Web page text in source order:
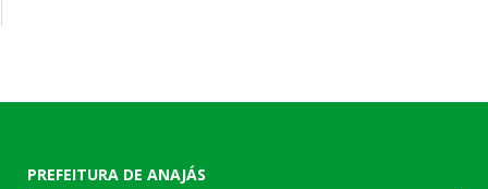
PREFEITURA DE ANAJÁS